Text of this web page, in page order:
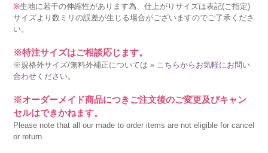
※生地に若干の伸縮性があります為、仕上がりサイズは表記(ご指定)
サイズより数ミリの誤差が生じる場合がございますのでご了承くださ
い。
※特注サイズはご相談応じます。
※規格外サイズ/無料外補正については » こちらからお気軽にお問い
合わせください。
※オーダーメイド商品につきご注文後のご変更及びキャン
セルはできかねます。
Please note that all our made to order items are not eligible for cancel
or return.